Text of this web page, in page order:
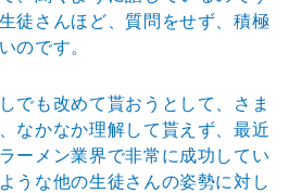
徒さんほど、質問をせず、積極
のです。
でも改めて貰おうとして、さま
なかなか理解して貰えず、最近
ーメン業界で非常に成功してい
うな他の生徒さんの姿勢に対し